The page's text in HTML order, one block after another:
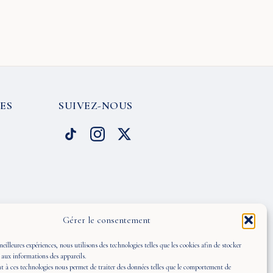
Gérer le consentement
expériences, nous utilisons des technologies telles que les cookies afin de stocker
aux informations des appareils.
à ces technologies nous permet de traiter des données telles que le comportement de
SUIVEZ-NOUS